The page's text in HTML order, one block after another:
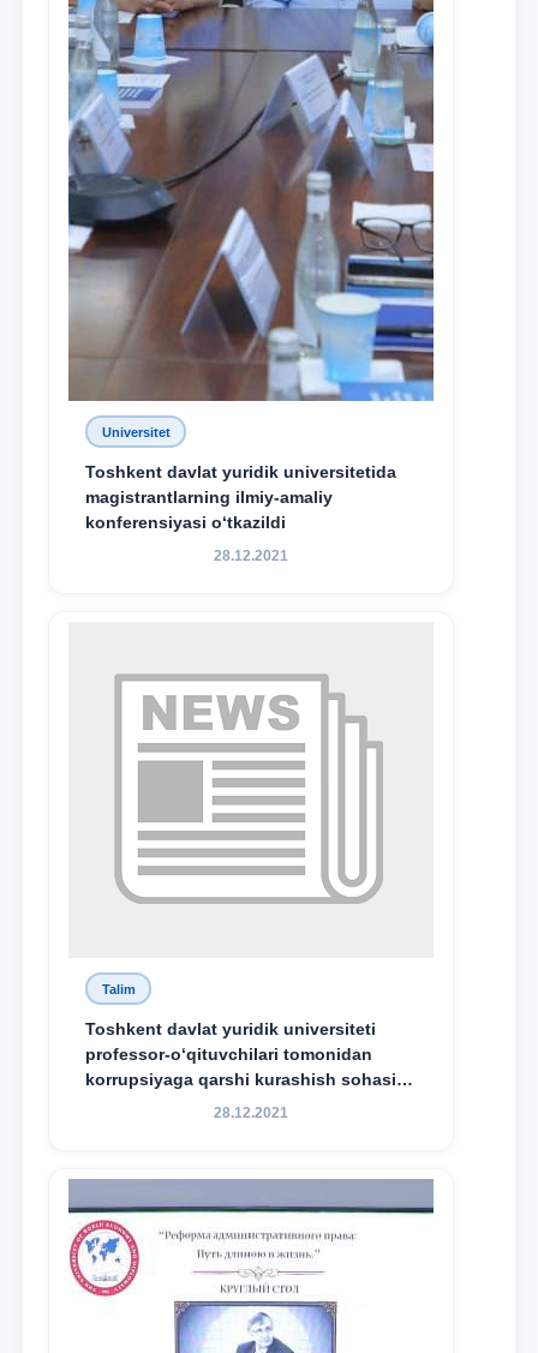
Universitet
Toshkent davlat yuridik universitetida
magistrantlarning ilmiy-amaliy
konferensiyasi o‘tkazildi
28.12.2021
Talim
Toshkent davlat yuridik universiteti
professor-o‘qituvchilari tomonidan
korrupsiyaga qarshi kurashish sohasida
amalga oshirilayotgan islohotlar hamda
maqsadida xorijiy va mahalliy ilmiy
nashrlarda chop etilgan maqolalar
dayjesti
28.12.2021